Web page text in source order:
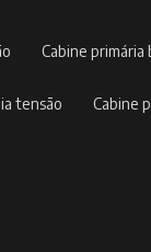
cabine
tensão cabine